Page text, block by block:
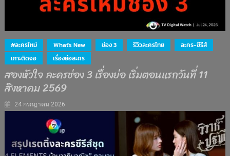
#ละครใหม่ What's New ช่อง 3 รีวิวละครไทย
ละคร-ซีรีส์
เกาะติดจอ
เรื่องย่อละคร
สองหัวใจ ละครช่อง 3 เรื่องย่อ เริ่มตอนแรกวันที่ 11
สิงหาคม 2569
24 กรกฎาคม 2026